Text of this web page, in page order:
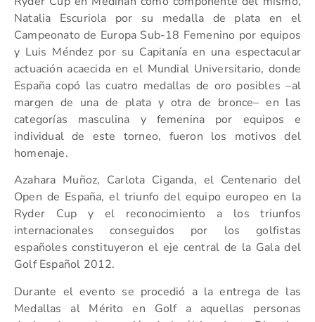
Natalia Escuriola por su medalla de plata en el
Campeonato de Europa Sub-18 Femenino por equipos
y Luis Méndez por su Capitanía en una espectacular
actuación acaecida en el Mundial Universitario, donde
España copó las cuatro medallas de oro posibles –al
margen de una de plata y otra de bronce– en las
categorías masculina y femenina por equipos e
individual de este torneo, fueron los motivos del
homenaje.
Azahara Muñoz, Carlota Ciganda, el Centenario del
Open de España, el triunfo del equipo europeo en la
Ryder Cup y el reconocimiento a los triunfos
internacionales conseguidos por los golfistas
españoles constituyeron el eje central de la Gala del
Golf Español 2012.
Durante el evento se procedió a la entrega de las
Medallas al Mérito en Golf a aquellas personas